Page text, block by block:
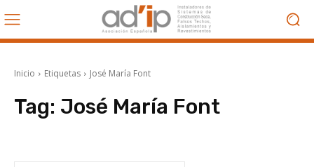
Inicio Etiquetas José María Font
Tag: José María Font